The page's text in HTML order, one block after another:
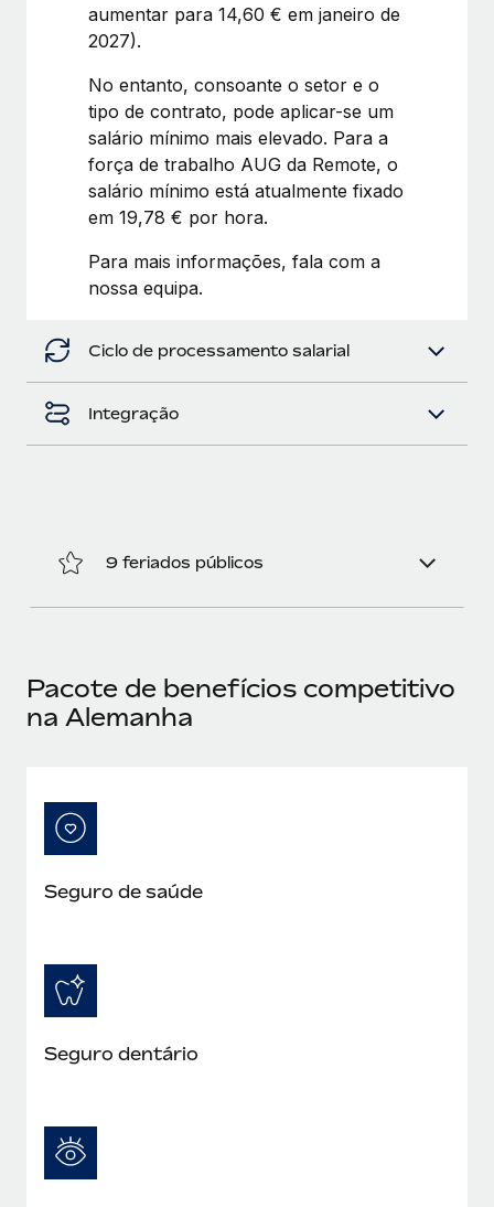
aumentar para 14,60 € em janeiro de
2027).
No entanto, consoante o setor e o
tipo de contrato, pode aplicar-se um
salário mínimo mais elevado. Para a
força de trabalho AUG da Remote, o
salário mínimo está atualmente fixado
em 19,78 € por hora.
Para mais informações, fala com a
nossa equipa.
Ciclo de processamento salarial
Integração
9 feriados públicos
Pacote de benefícios competitivo
na Alemanha
Seguro de saúde
Seguro dentário